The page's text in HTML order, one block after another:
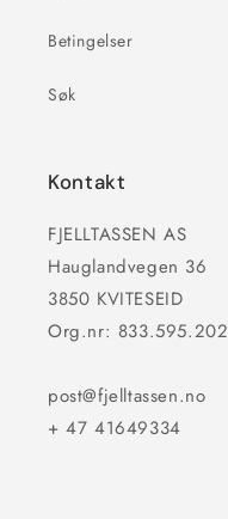
Betingelser
Søk
Kontakt
FJELLTASSEN AS
Hauglandvegen 36
3850 KVITESEID
Org.nr: 833.595.202
post@fjelltassen.no
+ 47 41649334